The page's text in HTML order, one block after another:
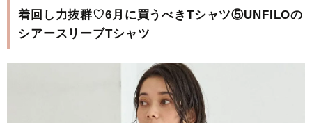
着回し力抜群♡6月に買うべきTシャツ⑤UNFILOの
シアースリーブTシャツ